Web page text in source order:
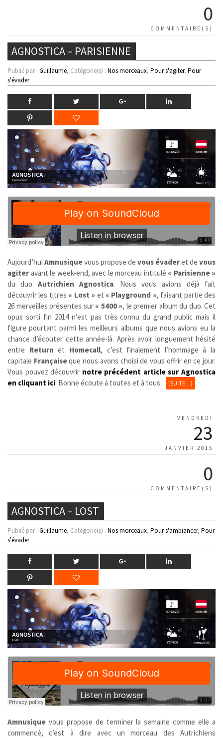
0
COMMENTAIRE(S)
AGNOSTICA – PARISIENNE
Publié par : Guillaume, Catégorie(s) : Nos morceaux, Pour s'agiter, Pour
s'évader
Aujourd’hui Amnusiquevous propose de vous évaderet de vous
agiter avant le week-end, avec le morceau intitulé « Parisienne »
du duo Autrichien Agnostica. Nous vous avions déjà fait
découvrir les titres « Lost » et « Playground », faisant partie des
26 merveilles présentes sur « 5400 », le premier album du duo. Cet
opus sorti fin 2014 n’est pas très connu du grand public mais il
figure pourtant parmi les meilleurs albums que nous avions eu la
chance d’écouter cette année-là. Après avoir longuement hésité
entre Return et Homecall, c’est finalement l’hommage à la
capitale Françaiseque nous avons choisi de vous offrir en ce jour.
Vous pouvez découvrir notre précédent article sur Agnostica
en cliquant ici. Bonne écoute à toutes et à tous. (SUITE…)
VENDREDI
23
JANVIER 2015
0
COMMENTAIRE(S)
AGNOSTICA – LOST
Publié par : Guillaume, Catégorie(s) : Nos morceaux, Pour s'ambiancer, Pour
s'évader
Amnusique vous propose de terminer la semaine comme elle a
commencé, c’est à dire avec un morceau des Autrichiens